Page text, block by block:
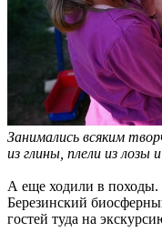
Занимались всяким
из глины, плели из лозы
А еще ходили в походы.
Березинский
гостей туда на